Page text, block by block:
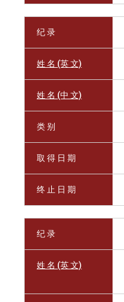
纪 录
姓 名 (英 文)
姓 名 (中 文)
类 别
取 得 日 期
终 止 日 期
纪 录
姓 名 (英 文)